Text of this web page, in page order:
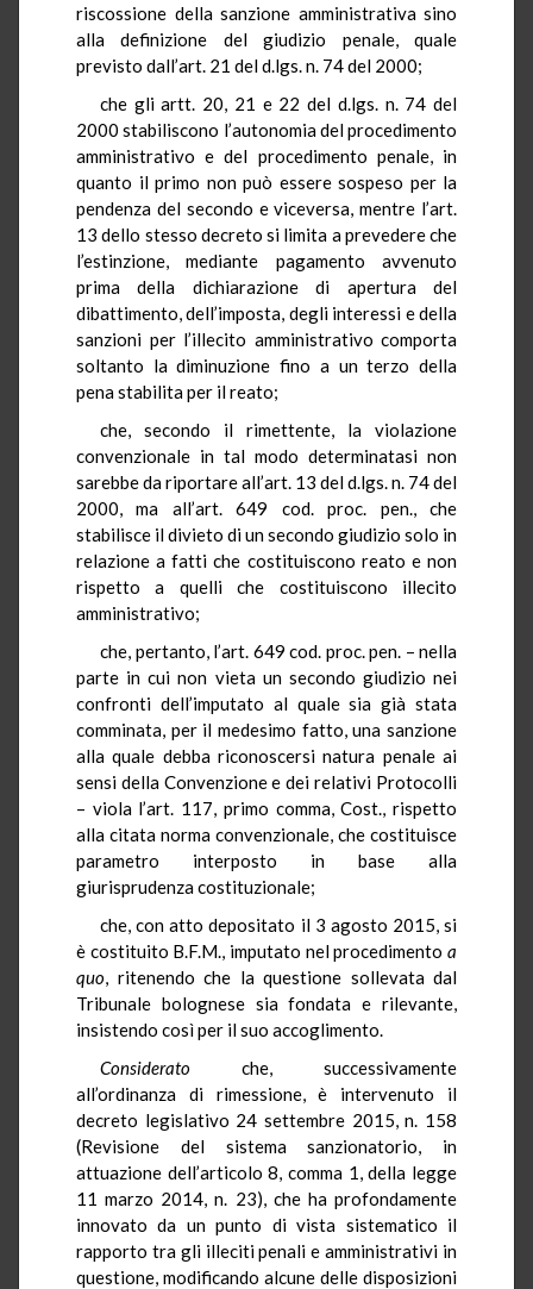
riscossione della sanzione amministrativa sino
alla definizione del giudizio penale, quale
previsto dall’art. 21 del d.lgs. n. 74 del 2000;
che gli artt. 20, 21 e 22 del d.lgs. n. 74 del
2000 stabiliscono l’autonomia del procedimento
amministrativo e del procedimento penale, in
quanto il primo non può essere sospeso per la
pendenza del secondo e viceversa, mentre l’art.
13 dello stesso decreto si limita a prevedere che
l’estinzione, mediante pagamento avvenuto
prima della dichiarazione di apertura del
dibattimento, dell’imposta, degli interessi e della
sanzioni per l’illecito amministrativo comporta
soltanto la diminuzione fino a un terzo della
pena stabilita per il reato;
che, secondo il rimettente, la violazione
convenzionale in tal modo determinatasi non
sarebbe da riportare all’art. 13 del d.lgs. n. 74 del
2000, ma all’art. 649 cod. proc. pen., che
stabilisce il divieto di un secondo giudizio solo in
relazione a fatti che costituiscono reato e non
rispetto a quelli che costituiscono illecito
amministrativo;
che, pertanto, l’art. 649 cod. proc. pen. – nella
parte in cui non vieta un secondo giudizio nei
confronti dell’imputato al quale sia già stata
comminata, per il medesimo fatto, una sanzione
alla quale debba riconoscersi natura penale ai
sensi della Convenzione e dei relativi Protocolli
– viola l’art. 117, primo comma, Cost., rispetto
alla citata norma convenzionale, che costituisce
parametro interposto in base alla
giurisprudenza costituzionale;
che, con atto depositato il 3 agosto 2015, si
è costituito B.F.M., imputato nel procedimento a
quo, ritenendo che la questione sollevata dal
Tribunale bolognese sia fondata e rilevante,
insistendo così per il suo accoglimento.
Considerato che, successivamente
all’ordinanza di rimessione, è intervenuto il
decreto legislativo 24 settembre 2015, n. 158
(Revisione del sistema sanzionatorio, in
attuazione dell’articolo 8, comma 1, della legge
11 marzo 2014, n. 23), che ha profondamente
innovato da un punto di vista sistematico il
rapporto tra gli illeciti penali e amministrativi in
questione, modificando alcune delle disposizioni